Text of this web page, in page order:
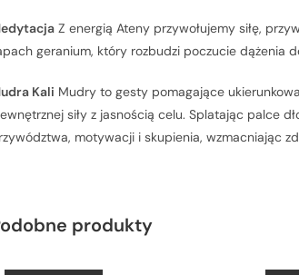
Z energią Ateny przywołujemy siłę,
geranium, który rozbudzi poczucie dążenia
Kali Mudry to gesty pomagające
siły z jasnością celu. Splatając palce
motywacji i skupienia, wzmacniając
produkty